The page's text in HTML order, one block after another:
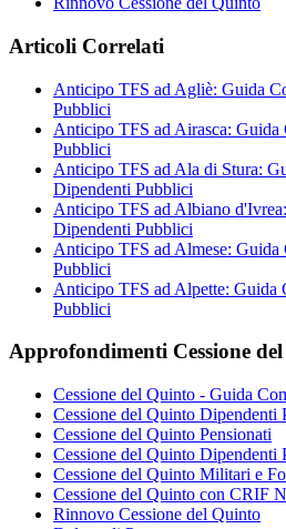
Articoli Correlati
Anticipo TFS ad Agliè: Guida
Pubblici
Anticipo TFS ad Airasca: Guida
Pubblici
Anticipo TFS ad Ala di Stura:
Dipendenti Pubblici
Anticipo TFS ad Albiano
Dipendenti Pubblici
Anticipo TFS ad Almese: Guida
Pubblici
Anticipo TFS ad Alpette: Guida
Pubblici
Approfondimenti Cessione
Cessione del Quinto - Guida
Cessione del Quinto Dipendenti
Cessione del Quinto Pensionati
Cessione del Quinto Dipendenti
Cessione del Quinto Militari e
Cessione del Quinto con CRIF
Rinnovo Cessione del Quinto